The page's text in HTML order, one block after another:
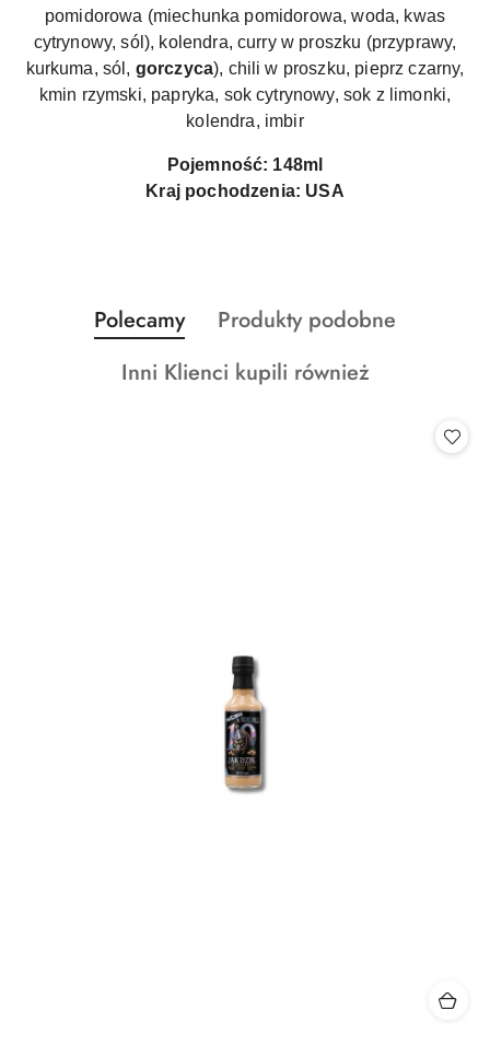
pomidorowa (miechunka pomidorowa, woda, kwas
cytrynowy, sól), kolendra, curry w proszku (przyprawy,
kurkuma, sól, gorczyca), chili w proszku, pieprz czarny,
kmin rzymski, papryka, sok cytrynowy, sok z limonki,
kolendra, imbir
Pojemność: 148ml
Kraj pochodzenia: USA
Pomiń karuzelę produktów
Produkty
o
statusie:
Polecamy
Produkty
statusie:
Produkty podobne
Produkty
Inni Klienci kupili również